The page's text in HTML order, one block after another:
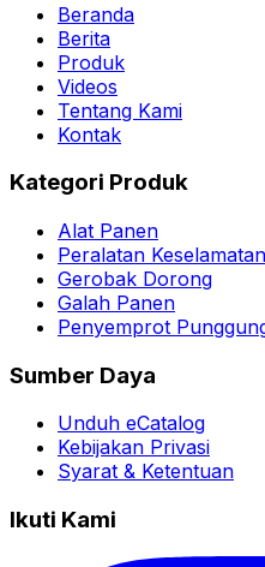
Beranda
Berita
Produk
Videos
Tentang Kami
Kontak
Kategori Produk
Alat Panen
Peralatan Keselamatan
Gerobak Dorong
Galah Panen
Penyemprot
Sumber Daya
Unduh eCatalog
Kebijakan Privasi
Syarat & Ketentuan
Ikuti Kami